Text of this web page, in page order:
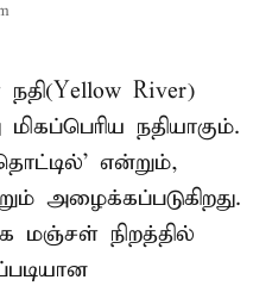
River)
நதியாகும்.
என்றும்,
அழைக்கப்படுகிறது.
நிறத்தில்